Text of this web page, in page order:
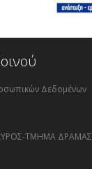
Δεδομένων
ΤΜΗΜΑ ΔΡΑΜΑΣ